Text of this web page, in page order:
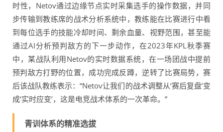
时性，Netov通过边缘节点实时采集选手的操作数据，并同
步传输到教练席的战术分析系统中，教练能在比赛进行中看
到每位选手的技能冷却时间、剩余血量、视野范围，甚至能
通过AI分析预判敌方的下一步动作，在2023年KPL秋季赛
中，某战队利用Netov的实时数据系统，在一场团战中提前
预判敌方打野的位置，成功完成反蹲，逆转了比赛局势，赛
后该战队教练表示：“Netov让我们的战术调整从‘赛后复盘’变
成‘实时应变’，这是电竞战术体系的一次革命。”
青训体系的精准选拔